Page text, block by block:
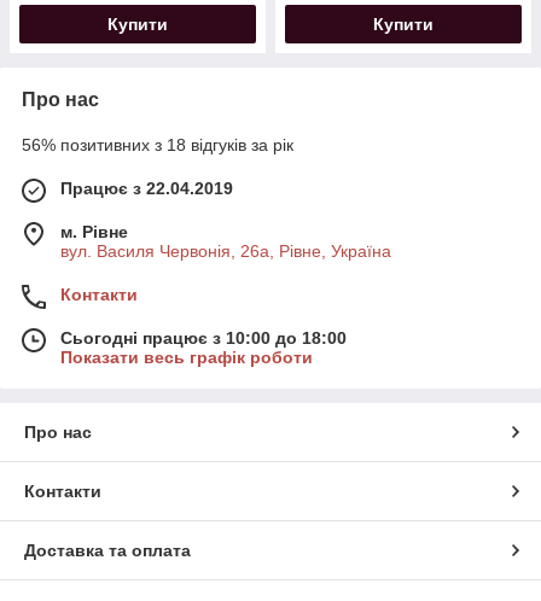
Купити Купити
Про нас
56% позитивних з 18 відгуків за рік
Працює з 22.04.2019
м. Рівне
вул. Василя Червонія, 26а, Рівне, Україна
Контакти
Сьогодні працює з 10:00 до 18:00
Показати весь графік роботи
Про нас
Контакти
Доставка та оплата